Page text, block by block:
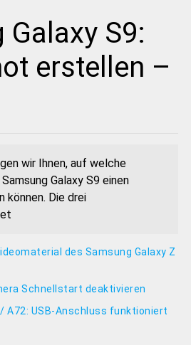
Galaxy S9:
erstellen –
wir Ihnen, auf welche
Galaxy S9 einen
können. Die drei
des Samsung Galaxy Z
Schnellstart deaktivieren
A72: USB-Anschluss funktioniert